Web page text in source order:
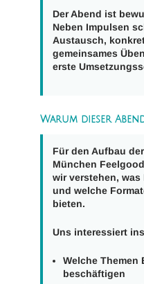
Der Abend ist
Neben Impulsen
Austausch,
gemeinsames
erste
Warum dieser
Für den Aufbau der
München
wir verstehen,
und welche
bieten.
Uns interessiert
Welche Themen
beschäftigen